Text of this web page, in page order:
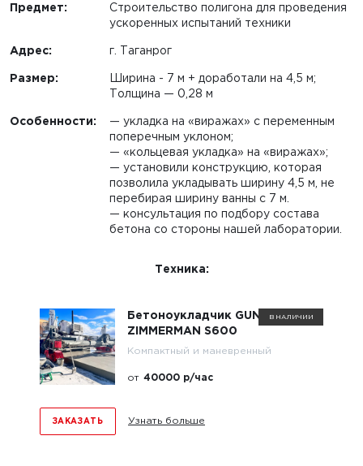
Предмет:
Строительство полигона для проведения
ускоренных испытаний техники
Адрес: г. Таганрог
Размер:
Ширина - 7 м + доработали на 4,5 м;
Толщина — 0,28 м
Особенности:
— укладка на «виражах» с переменным
поперечным уклоном;
— «кольцевая укладка» на «виражах»;
— установили конструкцию, которая
позволила укладывать ширину 4,5 м, не
перебирая ширину ванны с 7 м.
— консультация по подбору состава
бетона со стороны нашей лаборатории.
Техника:
Бетоноукладчик GUNTERT &
ZIMMERMAN S600
Компактный и маневренный
от 40000 р/час
В НАЛИЧИИ
ЗАКАЗАТЬ Узнать больше